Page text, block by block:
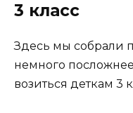
3 класс
Здесь мы собрали
немного
возиться деткам 3